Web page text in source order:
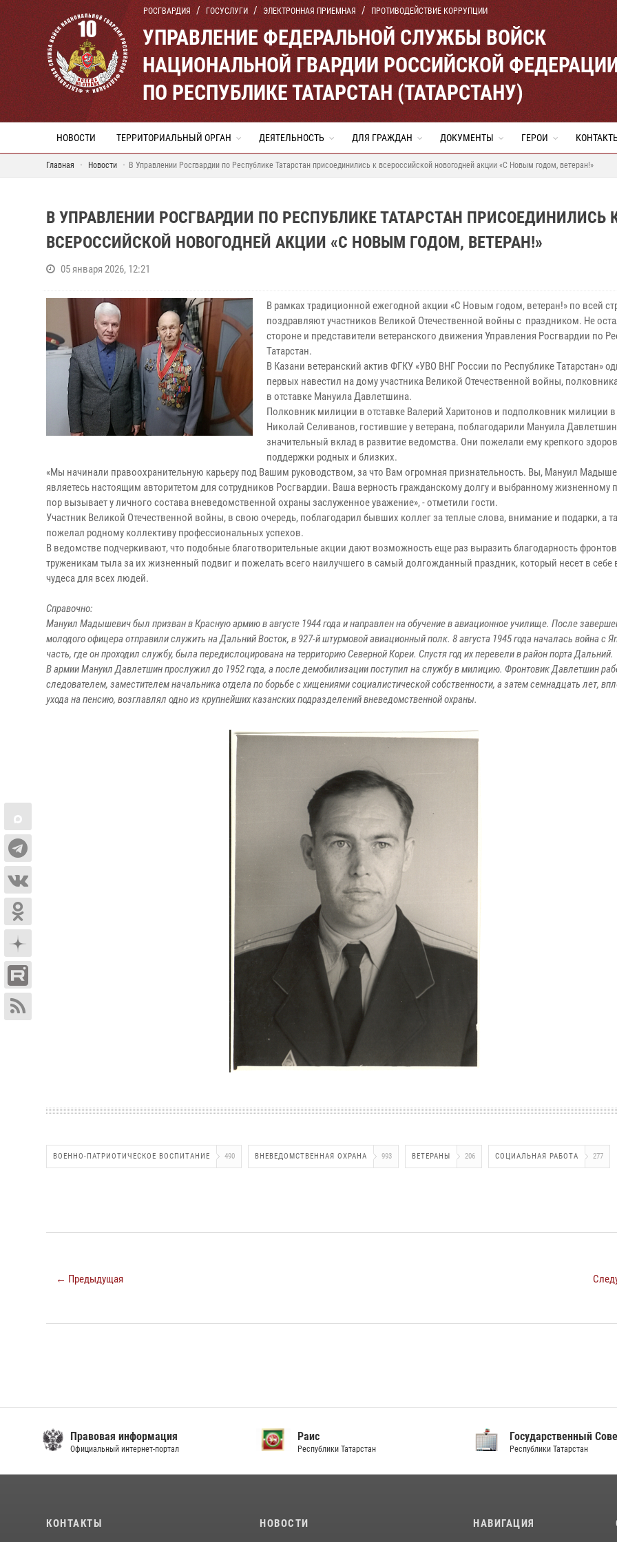
РОСГВАРДИЯ ГОСУСЛУГИ ЭЛЕКТРОННАЯ ПРИЕМНАЯ ПРОТИВОДЕЙСТВИЕ КОРРУПЦИИ
УПРАВЛЕНИЕ ФЕДЕРАЛЬНОЙ СЛУЖБЫ ВОЙСК
НАЦИОНАЛЬНОЙ ГВАРДИИ РОССИЙСКОЙ
ПО РЕСПУБЛИКЕ ТАТАРСТАН (ТАТАРСТАНУ)
НОВОСТИ ТЕРРИТОРИАЛЬНЫЙ ОРГАН ДЕЯТЕЛЬНОСТЬ ДЛЯ ГРАЖДАН ДОКУМЕНТЫ ГЕРОИ
Главная Новости В Управлении Росгвардии по Республике Татарстан присоединились к всероссийской новогодней акции «С Новым годом, ветеран!»
В УПРАВЛЕНИИ РОСГВАРДИИ ПО РЕСПУБЛИКЕ ТАТАРСТАН ПРИСОЕДИНИЛИСЬ
ВСЕРОССИЙСКОЙ НОВОГОДНЕЙ АКЦИИ «С НОВЫМ ГОДОМ, ВЕТЕРАН!»
05 января 2026, 12:21
В рамках традиционной ежегодной акции «С Новым годом, ветеран!» по всей
поздравляют участников Великой Отечественной войны с праздником. Не
стороне и представители ветеранского движения Управления Росгвардии по
Татарстан.
В Казани ветеранский актив ФГКУ «УВО ВНГ России по Республике Татарстан»
первых навестил на дому участника Великой Отечественной войны,
в отставке Мануила Давлетшина.
Полковник милиции в отставке Валерий Харитонов и подполковник милиции в
Николай Селиванов, гостившие у ветерана, поблагодарили Мануила
значительный вклад в развитие ведомства. Они пожелали ему крепкого
поддержки родных и близких.
«Мы начинали правоохранительную карьеру под Вашим руководством, за что Вам огромная признательность. Вы, Мануил
являетесь настоящим авторитетом для сотрудников Росгвардии. Ваша верность гражданскому долгу и выбранному жизненному
пор вызывает у личного состава вневедомственной охраны заслуженное уважение», - отметили гости.
Участник Великой Отечественной войны, в свою очередь, поблагодарил бывших коллег за теплые слова, внимание и подарки, а
пожелал родному коллективу профессиональных успехов.
В ведомстве подчеркивают, что подобные благотворительные акции дают возможность еще раз выразить благодарность
труженикам тыла за их жизненный подвиг и пожелать всего наилучшего в самый долгожданный праздник, который несет в себе
чудеса для всех людей.
Справочно:
Мануил Мадышевич был призван в Красную армию в августе 1944 года и направлен на обучение в авиационное училище. После
молодого офицера отправили служить на Дальний Восток, в 927-й штурмовой авиационный полк. 8 августа 1945 года началась война с
часть, где он проходил службу, была передислоцирована на территорию Северной Кореи. Спустя год их перевели в район порта Дальний.
В армии Мануил Давлетшин прослужил до 1952 года, а после демобилизации поступил на службу в милицию. Фронтовик Давлетшин
следователем, заместителем начальника отдела по борьбе с хищениями социалистической собственности, а затем семнадцать лет,
ухода на пенсию, возглавлял одно из крупнейших казанских подразделений вневедомственной охраны.
ВОЕННО-ПАТРИОТИЧЕСКОЕ ВОСПИТАНИЕ 490 ВНЕВЕДОМСТВЕННАЯ ОХРАНА 993 ВЕТЕРАНЫ 206 СОЦИАЛЬНАЯ РАБОТА 277
← Предыдущая
Правовая информация
Официальный интернет-портал
Раис
Республики Татарстан
Государственный
Республики Татарстан
КОНТАКТЫ НОВОСТИ НАВИГАЦИЯ